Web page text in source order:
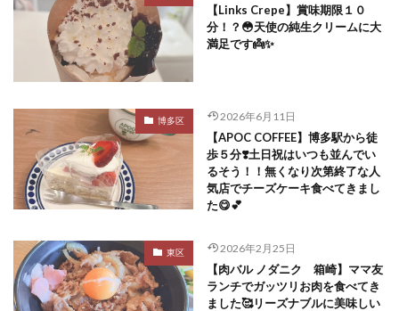
【Links Crepe】賞味期限１０
分！？😳天使の純生クリームに大
満足です👼✨
博多区 2026年6月11日
【APOC COFFEE】博多駅から徒
歩５分❣️土日祝はいつも並んでい
るそう！！無くなり次第終了な人
気店でチーズケーキ食べてきまし
た😋💕
東区 2026年2月25日
【肉バル ノダニク 箱崎】ママ友
ランチでガッツリお肉を食べてき
ました🥰リーズナブルに美味しい